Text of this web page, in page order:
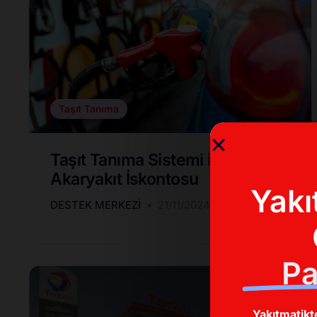
Taşıt Tanıma
Taşıt Tanıma Sistemi ile
Akaryakıt İskontosu
DESTEK MERKEZI